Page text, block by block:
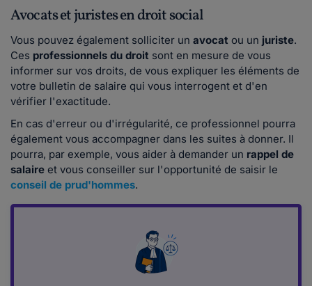
Avocats et juristes en droit social
Vous pouvez également solliciter un avocat ou un juriste.
Ces professionnels du droit sont en mesure de vous
informer sur vos droits, de vous expliquer les éléments de
votre bulletin de salaire qui vous interrogent et d'en
vérifier l'exactitude.
En cas d'erreur ou d'irrégularité, ce professionnel pourra
également vous accompagner dans les suites à donner. Il
pourra, par exemple, vous aider à demander un rappel de
salaire et vous conseiller sur l'opportunité de saisir le
conseil de prud'hommes.